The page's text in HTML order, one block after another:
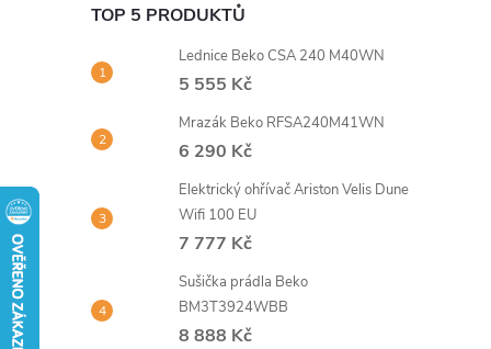
P
o
s
t
r
a
TOP 5 PRODUKTŮ
Lednice Beko CSA 240 M40WN
5 555 Kč
Mrazák Beko RFSA240M41WN
6 290 Kč
Elektrický ohřívač Ariston Velis Dune
Wifi 100 EU
7 777 Kč
Sušička prádla Beko
BM3T3924WBB
8 888 Kč